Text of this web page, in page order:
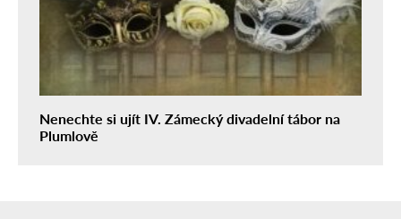
Nenechte si ujít IV. Zámecký divadelní tábor na
Plumlově